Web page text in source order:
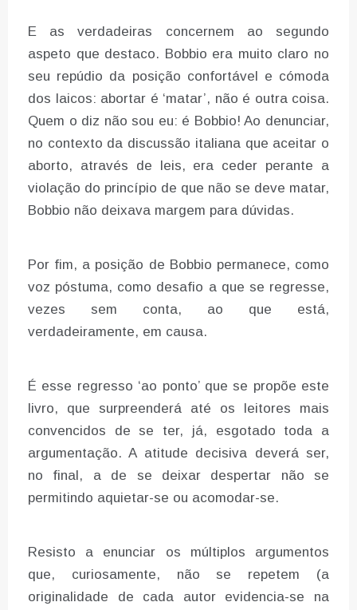
E as verdadeiras concernem ao segundo
aspeto que destaco. Bobbio era muito claro no
seu repúdio da posição confortável e cómoda
dos laicos: abortar é ‘matar’, não é outra coisa.
Quem o diz não sou eu: é Bobbio! Ao denunciar,
no contexto da discussão italiana que aceitar o
aborto, através de leis, era ceder perante a
violação do princípio de que não se deve matar,
Bobbio não deixava margem para dúvidas.
Por fim, a posição de Bobbio permanece, como
voz póstuma, como desafio a que se regresse,
vezes sem conta, ao que está,
verdadeiramente, em causa.
É esse regresso ‘ao ponto’ que se propõe este
livro, que surpreenderá até os leitores mais
convencidos de se ter, já, esgotado toda a
argumentação. A atitude decisiva deverá ser,
no final, a de se deixar despertar não se
permitindo aquietar-se ou acomodar-se.
Resisto a enunciar os múltiplos argumentos
que, curiosamente, não se repetem (a
originalidade de cada autor evidencia-se na